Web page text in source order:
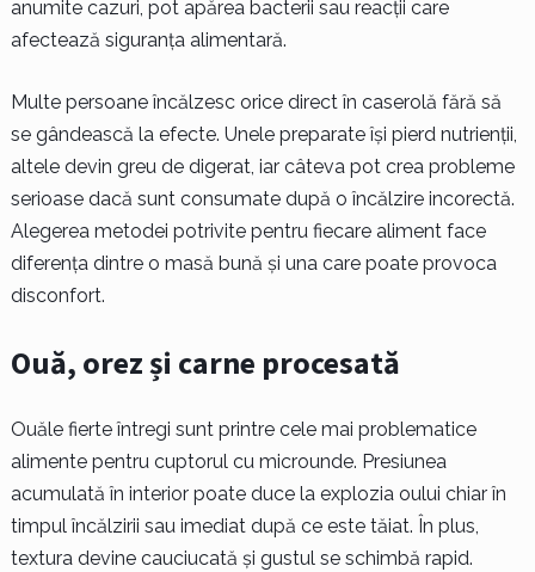
anumite cazuri, pot apărea bacterii sau reacții care
afectează siguranța alimentară.
Multe persoane încălzesc orice direct în caserolă fără să
se gândească la efecte. Unele preparate își pierd nutrienții,
altele devin greu de digerat, iar câteva pot crea probleme
serioase dacă sunt consumate după o încălzire incorectă.
Alegerea metodei potrivite pentru fiecare aliment face
diferența dintre o masă bună și una care poate provoca
disconfort.
Ouă, orez și carne procesată
Ouăle fierte întregi sunt printre cele mai problematice
alimente pentru cuptorul cu microunde. Presiunea
acumulată în interior poate duce la explozia oului chiar în
timpul încălzirii sau imediat după ce este tăiat. În plus,
textura devine cauciucată și gustul se schimbă rapid.